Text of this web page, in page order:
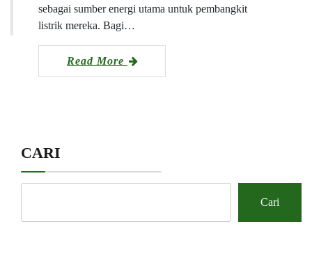
sebagai sumber energi utama untuk pembangkit
listrik mereka. Bagi…
Read More
CARI
Cari